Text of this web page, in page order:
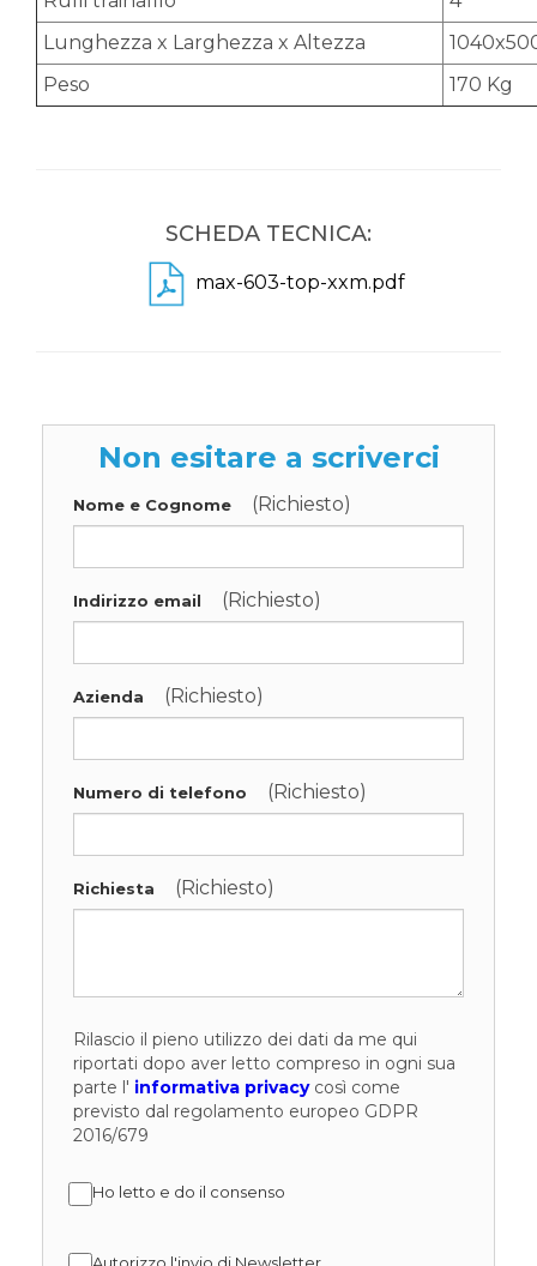
Lunghezza x Larghezza x Altezza
Peso
170 Kg
SCHEDA TECNICA:
max-603-top-xxm.pdf
Non esitare a scriverci
Nome e Cognome (Richiesto)
Indirizzo email (Richiesto)
Azienda (Richiesto)
Numero di telefono (Richiesto)
Richiesta (Richiesto)
Rilascio il pieno utilizzo dei dati da me qui
riportati dopo aver letto compreso in ogni sua
parte l' informativa privacycosì come
previsto dal regolamento europeo GDPR
2016/679
Ho letto e do il consenso
Autorizzo l'invio di Newsletter